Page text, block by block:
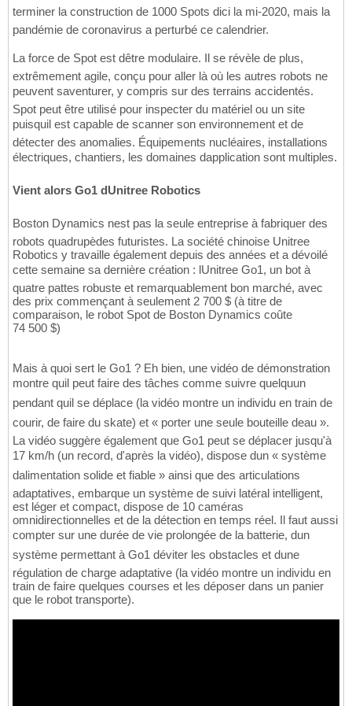
terminer la construction de 1000 Spots dici la mi-2020, mais la
pandémie de coronavirus a perturbé ce calendrier.
La force de Spot est dêtre modulaire. Il se révèle de plus,
extrêmement agile, conçu pour aller là où les autres robots ne
peuvent saventurer, y compris sur des terrains accidentés.
Spot peut être utilisé pour inspecter du matériel ou un site
puisquil est capable de scanner son environnement et de
détecter des anomalies. Équipements nucléaires, installations
électriques, chantiers, les domaines dapplication sont multiples.
Vient alors Go1 dUnitree Robotics
Boston Dynamics nest pas la seule entreprise à fabriquer des
robots quadrupèdes futuristes. La société chinoise Unitree
Robotics y travaille également depuis des années et a dévoilé
cette semaine sa dernière création : lUnitree Go1, un bot à
quatre pattes robuste et remarquablement bon marché, avec
des prix commençant à seulement 2 700 $ (à titre de
comparaison, le robot Spot de Boston Dynamics coûte
74 500 $)
Mais à quoi sert le Go1 ? Eh bien, une vidéo de démonstration
montre quil peut faire des tâches comme suivre quelquun
pendant quil se déplace (la vidéo montre un individu en train de
courir, de faire du skate) et « porter une seule bouteille deau ».
La vidéo suggère également que Go1 peut se déplacer jusqu'à
17 km/h (un record, d'après la vidéo), dispose dun « système
dalimentation solide et fiable » ainsi que des articulations
adaptatives, embarque un système de suivi latéral intelligent,
est léger et compact, dispose de 10 caméras
omnidirectionnelles et de la détection en temps réel. Il faut aussi
compter sur une durée de vie prolongée de la batterie, dun
système permettant à Go1 déviter les obstacles et dune
régulation de charge adaptative (la vidéo montre un individu en
train de faire quelques courses et les déposer dans un panier
que le robot transporte).